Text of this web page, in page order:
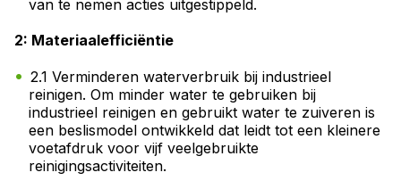
van te nemen acties uitgestippeld.
2: Materiaalefficiëntie
2.1 Verminderen waterverbruik bij industrieel
reinigen. Om minder water te gebruiken bij
industrieel reinigen en gebruikt water te zuiveren is
een beslismodel ontwikkeld dat leidt tot een kleinere
voetafdruk voor vijf veelgebruikte
reinigingsactiviteiten.